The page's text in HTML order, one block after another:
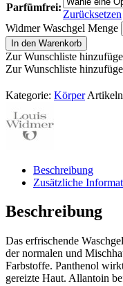
Parfümfrei:
Zurücksetzen
Widmer Waschgel Menge
In den Warenkorb
Zur Wunschliste
Zur Wunschliste
Kategorie: Körper
Beschreibung
Zusätzliche
Beschreibung
Das erfrischende
der normalen und
Farbstoffe. Panthenol
gereizte Haut. Allantoin